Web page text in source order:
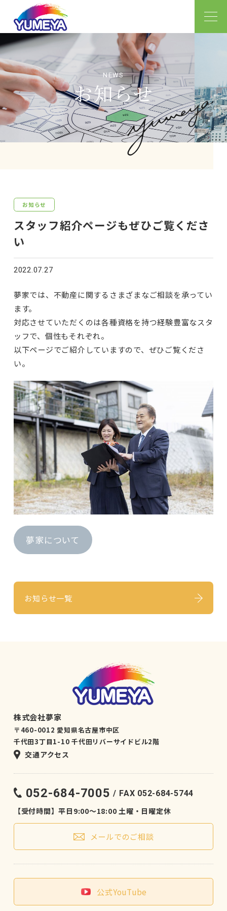
お知らせ
お知らせ
スタッフ紹介ページもぜひご覧くださ
い
2022.07.27
夢家では、不動産に関するさまざまなご相談を承ってい
ます。
対応させていただくのは各種資格を持つ経験豊富なスタ
ッフで、個性もそれぞれ。
以下ページでご紹介していますので、ぜひご覧くださ
い。
夢家について
お知らせ一覧
株式会社夢家
〒460-0012 愛知県名古屋市中区
千代田3丁目1-10 千代田リバーサイドビル2階
交通アクセス
052-684-7005 FAX 052-684-5744
【受付時間】平日9:00〜18:00 土曜・日曜定休
メールでのご相談
公式YouTube